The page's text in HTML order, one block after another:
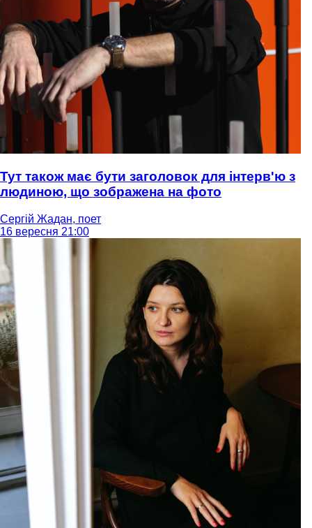
Тут також має бути заголовок для інтерв'ю з
людиною, що зображена на фото
Сергій Жадан, поет
16 вересня 21:00